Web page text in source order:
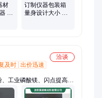
材
包
订制仪器包装箱
量身设计大小 高
洽谈
及时 出价迅速
工业磷酸镁、闪点提高
材料